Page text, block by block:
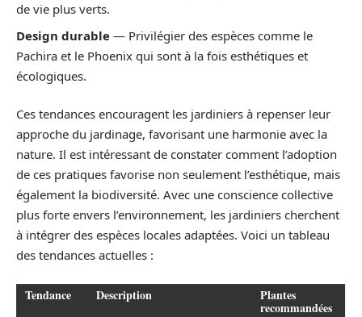
de vie plus verts.
Design durable — Privilégier des espèces comme le
Pachira et le Phoenix qui sont à la fois esthétiques et
écologiques.
Ces tendances encouragent les jardiniers à repenser leur
approche du jardinage, favorisant une harmonie avec la
nature. Il est intéressant de constater comment l’adoption
de ces pratiques favorise non seulement l’esthétique, mais
également la biodiversité. Avec une conscience collective
plus forte envers l’environnement, les jardiniers cherchent
à intégrer des espèces locales adaptées. Voici un tableau
des tendances actuelles :
Tendance Description Plantes
recommandées